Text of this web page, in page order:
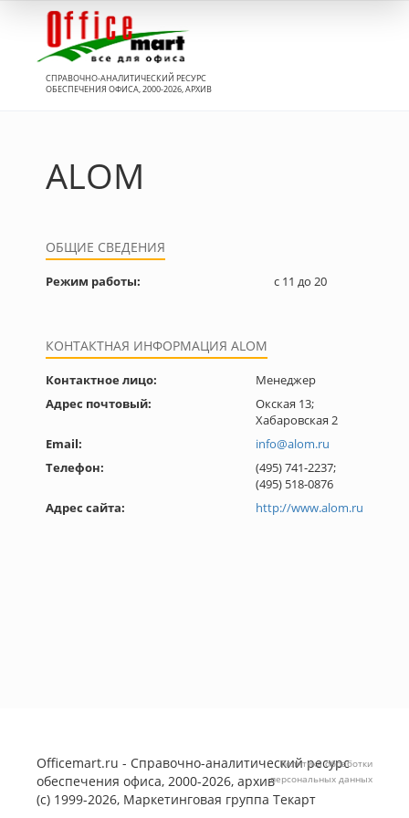
СПРАВОЧНО-АНАЛИТИЧЕСКИЙ РЕСУРС
ОБЕСПЕЧЕНИЯ ОФИСА, 2000-2026, АРХИВ
ALOM
ОБЩИЕ СВЕДЕНИЯ
Режим работы: с 11 до 20
КОНТАКТНАЯ ИНФОРМАЦИЯ ALOM
Контактное лицо:
Менеджер
Адрес почтовый:
Окская 13;
Хабаровская 2
Email:
info@alom.ru
Телефон:
(495) 741-2237;
(495) 518-0876
Адрес сайта:
http://www.alom.ru
Officemart.ru - Справочно-аналитический ресурс
обеспечения офиса, 2000-2026, архив
(с) 1999-2026, Маркетинговая группа Текарт
Политика обработки
персональных данных